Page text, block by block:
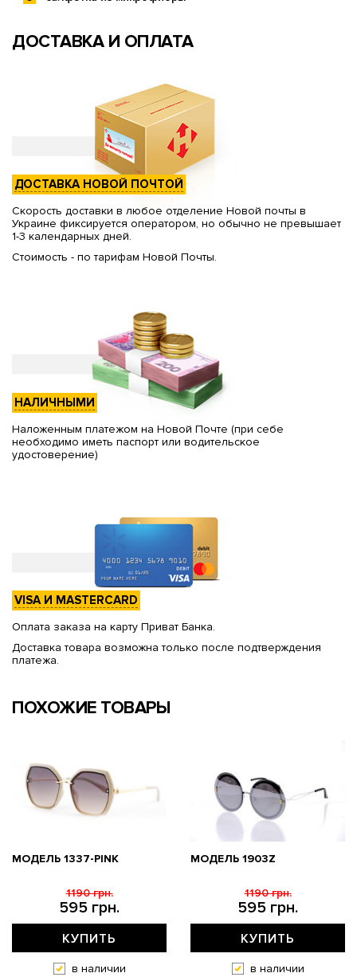
ДОСТАВКА И ОПЛАТА
ДОСТАВКА НОВОЙ ПОЧТОЙ
Скорость доставки в любое отделение Новой почты в
Украине фиксируется оператором, но обычно не превышает
1-3 календарных дней.
Стоимость - по тарифам Новой Почты.
НАЛИЧНЫМИ
Наложенным платежом на Новой Почте (при себе
необходимо иметь паспорт или водительское
удостоверение)
VISA И MASTERCARD
Оплата заказа на карту Приват Банка.
Доставка товара возможна только после подтверждения
платежа.
ПОХОЖИЕ ТОВАРЫ
МОДЕЛЬ 1337-PINK
595 грн.
1190 грн.
КУПИТЬ
в наличии
МОДЕЛЬ 1903Z
595 грн.
1190 грн.
КУПИТЬ
в наличии